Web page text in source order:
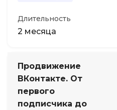
Длительность
2 месяца
Продвижение
ВКонтакте. От
первого
подписчика до